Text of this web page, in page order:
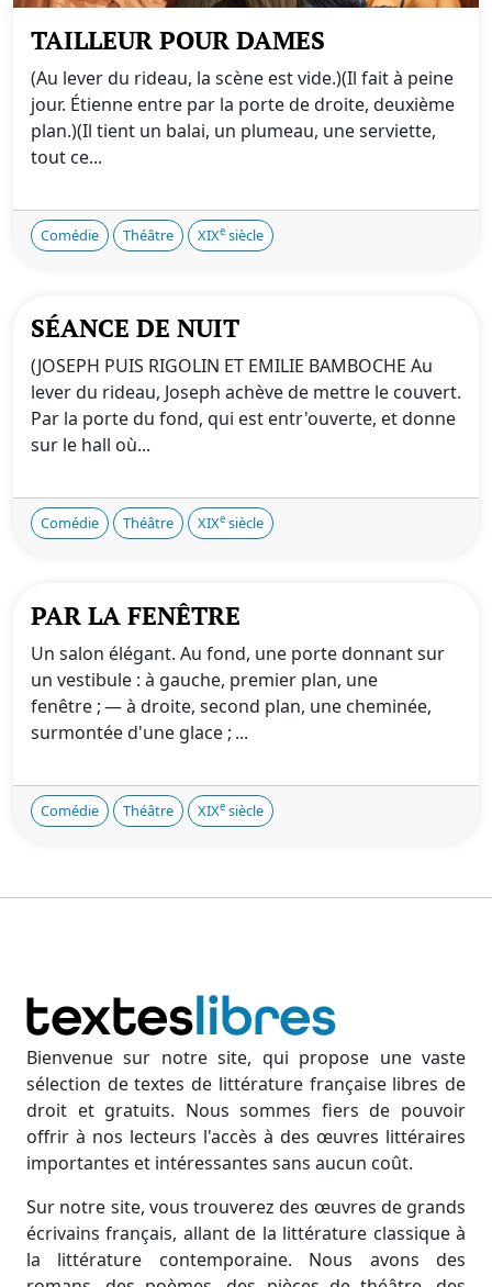
TAILLEUR POUR DAMES
(Au lever du rideau, la scène est vide.)(Il fait à peine
jour. Étienne entre par la porte de droite, deuxième
plan.)(Il tient un balai, un plumeau, une serviette,
tout ce...
Comédie Théâtre XIXe siècle
SÉANCE DE NUIT
(JOSEPH PUIS RIGOLIN ET EMILIE BAMBOCHE Au
lever du rideau, Joseph achève de mettre le couvert.
Par la porte du fond, qui est entr'ouverte, et donne
sur le hall où...
Comédie Théâtre XIXe siècle
PAR LA FENÊTRE
Un salon élégant. Au fond, une porte donnant sur
un vestibule : à gauche, premier plan, une
fenêtre ; — à droite, second plan, une cheminée,
surmontée d'une glace ; ...
Comédie Théâtre XIXe siècle
Bienvenue sur notre site, qui propose une vaste
sélection de textes de littérature française libres de
droit et gratuits. Nous sommes fiers de pouvoir
offrir à nos lecteurs l'accès à des œuvres littéraires
importantes et intéressantes sans aucun coût.
Sur notre site, vous trouverez des œuvres de grands
écrivains français, allant de la littérature classique à
la littérature contemporaine. Nous avons des